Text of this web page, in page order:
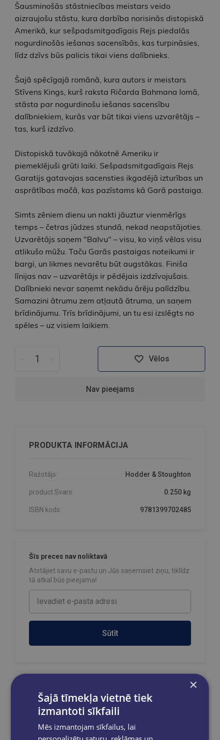
Šausminošās stāstniecības meistars veido
aizraujošu stāstu, kura darbība norisinās distopiskā
Amerikā, kur sešpadsmitgadīgais Rejs piedalās
nogurdinošās iešanas sacensībās, kas turpināsies,
līdz dzīvs būs palicis tikai viens dalībnieks.
Šajā spēcīgajā romānā, kura autors ir meistars
Stīvens Kings, kurš raksta Ričarda Bahmana lomā,
stāsta par nogurdinošu iešanas sacensību
dalībniekiem, kurās var būt tikai viens uzvarētājs –
tas, kurš izdzīvo.
Distopiskā tuvākajā nākotnē Ameriku ir
piemeklējuši grūti laiki. Sešpadsmitgadīgais Rejs
Garatijs gatavojas sacensties ikgadējā izturības un
asprātības mačā, kas pazīstams kā Garā pastaiga.
Simts zēniem dienu un nakti jāuztur vienmērīgs
temps – četras jūdzes stundā, nekad neapstājoties.
Uzvarētājs saņem "Balvu" – visu, ko viņš vēlas visu
atlikušo mūžu. Taču Garās pastaigas noteikumi ir
bargi, un likmes nevarētu būt augstākas. Finiša
līnijas nav – uzvarētājs ir pēdējais izdzīvojušais.
Dalībnieki nevar saņemt nekādu ārēju palīdzību.
Samazini ātrumu zem atļautā ātruma, un saņem
brīdinājumu. Trīs brīdinājumi, un tu esi izslēgts no
spēles – uz visiem laikiem.
Vēlos
Nav pieejams
PRODUKTA INFORMĀCIJA
Ražotājs: Hodder & Stoughton
product.Svars: 0.250 kg
ISBN kods: 9781399702485
Šīs preces nav noliktavā
Atstājiet savu e-pastu un Jūs saņemsiet ziņu, tiklīdz
tā atkal būs pieejama!
Sūtīt
cenas precēm.
Pasūtījumu apstrāde notiek darba dienās.
izsūtīti 2-5 darba dienu laikā.
×
Šajā tīmekļa vietnē tiek
izmantoti sīkfaili
Mēs izmantojam sīkfailus, lai